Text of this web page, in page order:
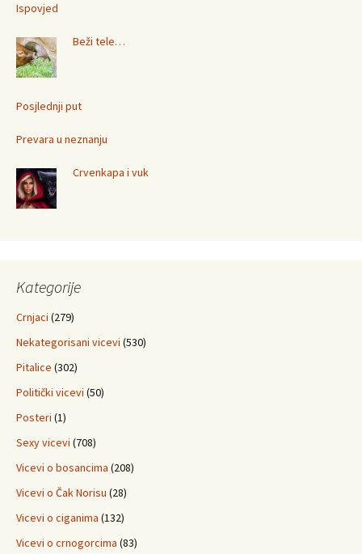
Ispovjed
Beži tele…
Posjlednji put
Prevara u neznanju
Crvenkapa i vuk
Kategorije
Crnjaci (279)
Nekategorisani vicevi (530)
Pitalice (302)
Politički vicevi (50)
Posteri (1)
Sexy vicevi (708)
Vicevi o bosancima (208)
Vicevi o Čak Norisu (28)
Vicevi o ciganima (132)
Vicevi o crnogorcima (83)